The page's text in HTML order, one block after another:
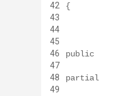
42
43
44
45
46
47
48
49
{
public
partial